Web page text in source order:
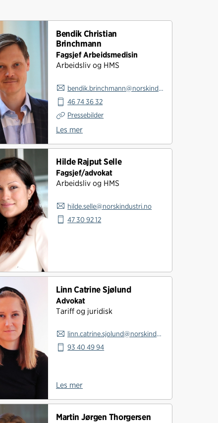
Bendik Christian
Brinchmann
Fagsjef Arbeidsmedisin
Arbeidsliv og HMS
bendik.brinchmann@norskindustri.no
46 74 36 32
Pressebilder
Les mer
Hilde Rajput Selle
Fagsjef/advokat
Arbeidsliv og HMS
hilde.selle@norskindustri.no
47 30 92 12
Linn Catrine Sjølund
Advokat
Tariff og juridisk
linn.catrine.sjolund@norskindustri.no
93 40 49 94
Les mer
Martin Jørgen Thorgersen